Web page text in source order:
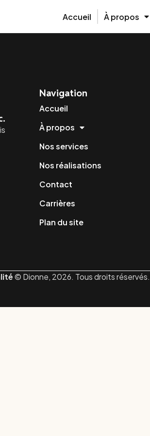
Accueil À propos
Navigation
Accueil
À propos
Nos services
Nos réalisations
Contact
Carrières
Plan du site
© Dionne, 2026. Tous droits réservés.